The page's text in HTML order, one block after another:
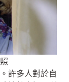
許多人對於自